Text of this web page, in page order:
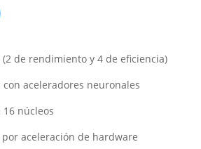
(2 de rendi­miento y 4 de eficiencia)
con aceleradores neuronales
núcleos
aceleración de hardware